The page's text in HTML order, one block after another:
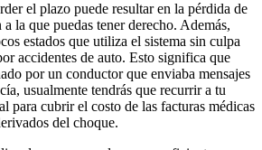
el plazo puede resultar en la pérdida de
la que puedas tener derecho. Además,
estados que utiliza el sistema sin culpa
accidentes de auto. Esto significa que
por un conductor que enviaba mensajes
usualmente tendrás que recurrir a tu
para cubrir el costo de las facturas médicas
del choque.